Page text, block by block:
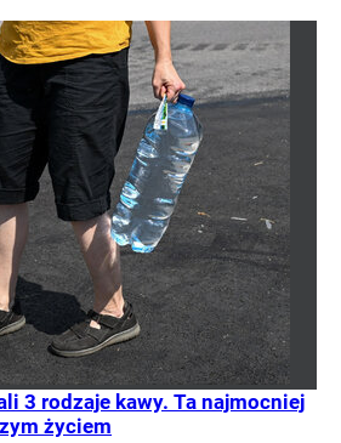
3 rodzaje kawy. Ta najmocniej
życiem